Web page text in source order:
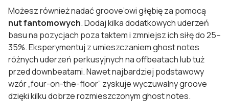
Możesz również nadać groove’owi głębię za pomocą
nut fantomowych. Dodaj kilka dodatkowych uderzeń
basu na pozycjach poza taktem i zmniejsz ich siłę do 25–
35%. Eksperymentuj z umieszczaniem ghost notes
różnych uderzeń perkusyjnych na offbeatach lub tuż
przed downbeatami. Nawet najbardziej podstawowy
wzór „four-on-the-floor” zyskuje wyczuwalny groove
dzięki kilku dobrze rozmieszczonym ghost notes.